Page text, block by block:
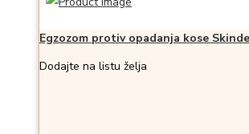
Egzozom protiv opadanja kose
Dodajte na listu želja